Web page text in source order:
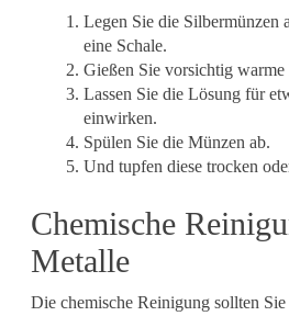
Legen Sie die
eine Schale.
Gießen Sie vorsichtig
Lassen Sie die Lösung für
einwirken.
Spülen Sie die Münzen ab.
Und tupfen diese trocken
Chemische
Metalle
Die chemische Reinigung sollten Sie